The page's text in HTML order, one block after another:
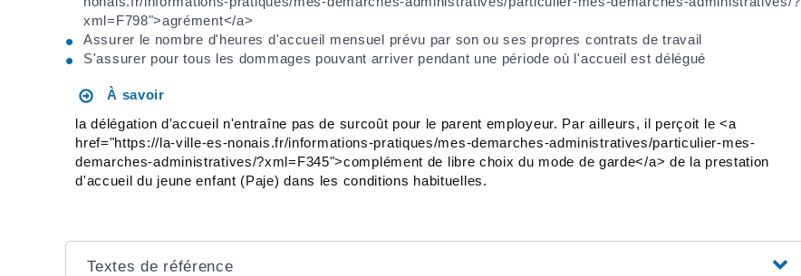
xml=F798">agrément</a>
Assurer le nombre d'heures d'accueil mensuel prévu par son ou ses propres contrats de travail
S'assurer pour tous les dommages pouvant arriver pendant une période où l'accueil est délégué
À savoir
la délégation d'accueil n'entraîne pas de surcoût pour le parent employeur. Par ailleurs, il perçoit le <a
href="https://la-ville-es-nonais.fr/informations-pratiques/mes-demarches-administratives/particulier-mes-
demarches-administratives/?xml=F345">complément de libre choix du mode de garde</a> de la prestation
d'accueil du jeune enfant (Paje) dans les conditions habituelles.
Textes de référence